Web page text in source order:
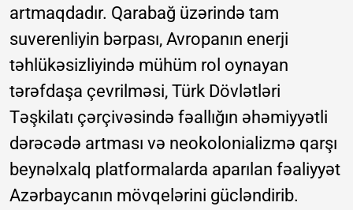
artmaqdadır. Qarabağ üzərində tam
suverenliyin bərpası, Avropanın enerji
təhlükəsizliyində mühüm rol oynayan
tərəfdaşa çevrilməsi, Türk Dövlətləri
Təşkilatı çərçivəsində fəallığın əhəmiyyətli
dərəcədə artması və neokolonializmə qarşı
beynəlxalq platformalarda aparılan fəaliyyət
Azərbaycanın mövqelərini gücləndirib.